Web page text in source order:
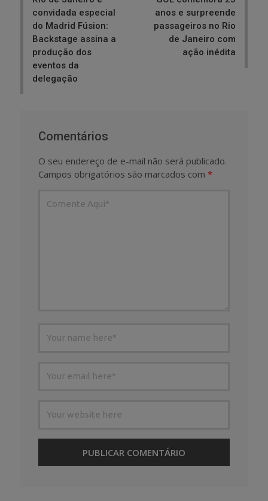
convidada especial
do Madrid Fúsion:
Backstage assina a
produção dos
eventos da
delegação
anos e surpreende
passageiros no Rio
de Janeiro com
ação inédita
Comentários
O seu endereço de e-mail não será publicado.
Campos obrigatórios são marcados com *